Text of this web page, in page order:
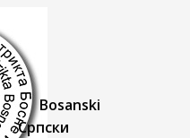
Bosanski
Српски